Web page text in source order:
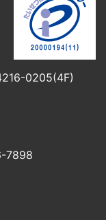
0205(4F)
7898